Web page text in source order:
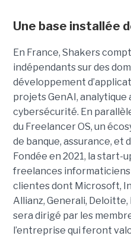
Une base installée
En France, Shakers
indépendants sur des
développement
projets GenAI, analytique
cybersécurité. En
du Freelancer OS, un
de banque, assurance, et
Fondée en 2021, la start-
freelances
clientes dont Microsoft,
Allianz, Generali,
sera dirigé par les
l’entreprise qui feront